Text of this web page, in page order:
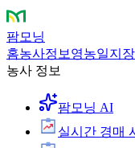
팜모닝
홈농사정보 영농일지
농사 정보
팜모닝 AI
실시간 경매